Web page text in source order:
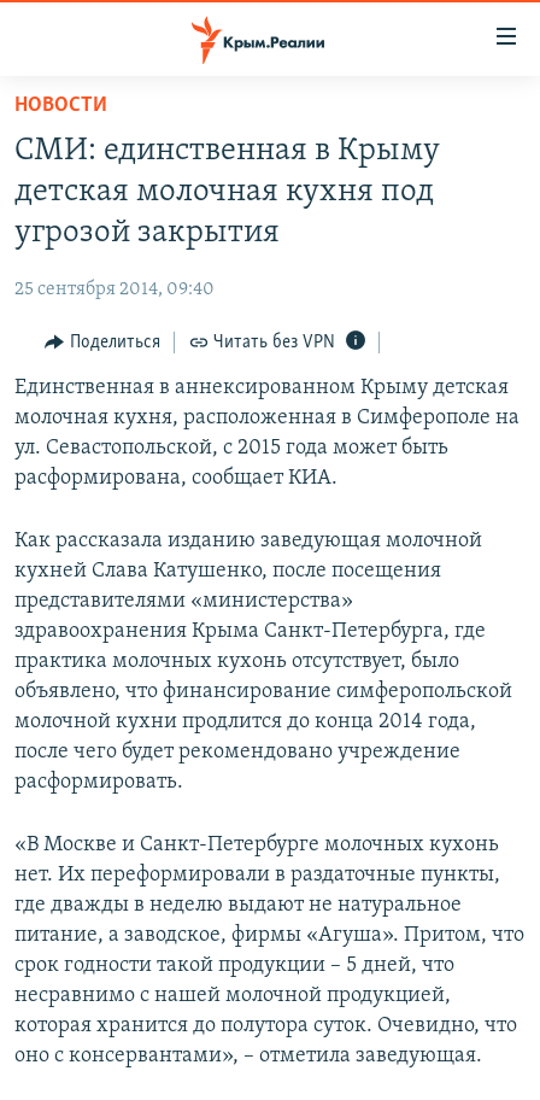
Вернуться
основному
содержанию
главной
навигации
Вернутся
поиску
СПЕЦПРОЕКТЫ
11 ЛЕТ ОККУПАЦИИ КРЫМА. 11 ИСТОРИЙ СОПРОТИВЛЕНИЯ
ЕЩЕ
ИНТЕРАКТИВ
ИНФОГРАФИКА
ТЕЛЕПРОЕКТ КРЫМ.РЕАЛИИ
СОВЕТЫ ПРАВОЗАЩИТНИКОВ
ПОБЕДИТЕЛЕЙ НЕ СУДЯТ?
КРЫМ.НЕПОКОРЕННЫЙ
УКРАИНСКАЯ ПРОБЛЕМА КРЫМА
РАДІО СВОБОДА
КАК ОБОЙТИ БЛОКИРОВКУ
Українською
Qırımtatar
ПРИСОЕДИНЯЙТЕСЬ!
Все сайты RFE/RL
НОВОСТИ
СМИ: единственная в Крыму
детская молочная кухня под
угрозой закрытия
25 сентября 2014, 09:40
Поделиться Читать без VPN
Единственная в аннексированном Крыму детская
молочная кухня, расположенная в Симферополе на
ул. Севастопольской, с 2015 года может быть
расформирована, сообщает КИА.
Как рассказала изданию заведующая молочной
кухней Слава Катушенко, после посещения
представителями «министерства»
здравоохранения Крыма Санкт-Петербурга, где
практика молочных кухонь отсутствует, было
объявлено, что финансирование симферопольской
молочной кухни продлится до конца 2014 года,
после чего будет рекомендовано учреждение
расформировать.
«В Москве и Санкт-Петербурге молочных кухонь
нет. Их переформировали в раздаточные пункты,
где дважды в неделю выдают не натуральное
питание, а заводское, фирмы «Агуша». Притом, что
срок годности такой продукции – 5 дней, что
несравнимо с нашей молочной продукцией,
которая хранится до полутора суток. Очевидно, что
оно с консервантами», – отметила заведующая.